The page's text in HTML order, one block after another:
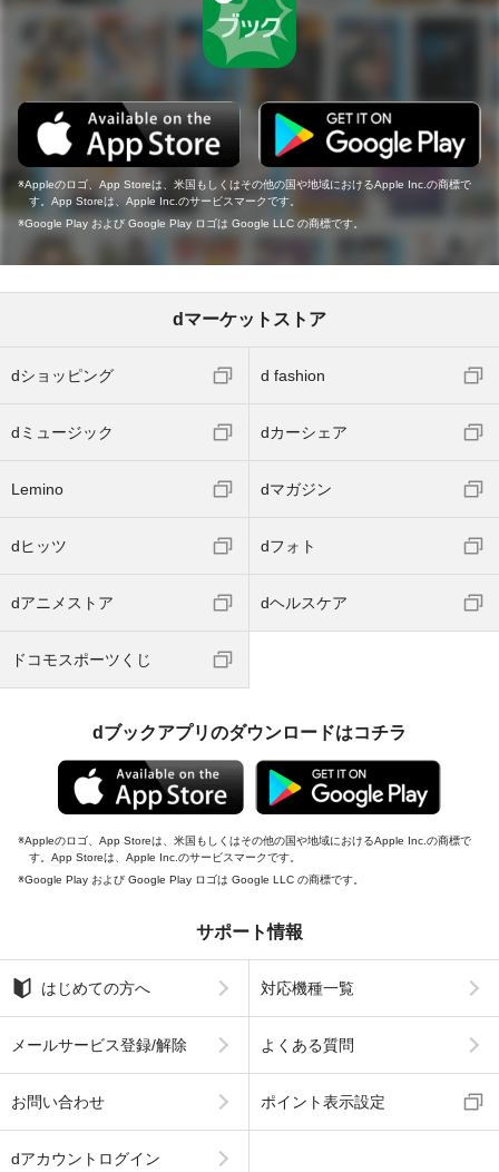
Appleのロゴ、App Storeは、米国もしくはその他の国や地域におけるApple Inc.の商標で
す。App Storeは、Apple Inc.のサービスマークです。
Google Play および Google Play ロゴは Google LLC の商標です。
dマーケットストア
dショッピング d fashion
dミュージック dカーシェア
Lemino dマガジン
dヒッツ dフォト
dアニメストア dヘルスケア
ドコモスポーツくじ
dブックアプリのダウンロードはコチラ
Appleのロゴ、App Storeは、米国もしくはその他の国や地域におけるApple Inc.の商標で
す。App Storeは、Apple Inc.のサービスマークです。
Google Play および Google Play ロゴは Google LLC の商標です。
サポート情報
はじめての方へ 対応機種一覧
メールサービス登録/解除 よくある質問
お問い合わせ ポイント表示設定
dアカウントログイン